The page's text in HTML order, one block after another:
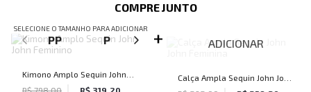
COMPRE JUNTO
SELECIONE O TAMANHO PARA ADICIONAR
PP P M G
Kimono Amplo Sequin John
John Feminino
R$ 798,00
R$ 319,20
ADICIONAR
Calça Ampla Sequin John John